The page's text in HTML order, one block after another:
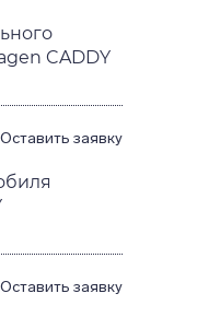
CADDY
Оставить заявку
Оставить заявку